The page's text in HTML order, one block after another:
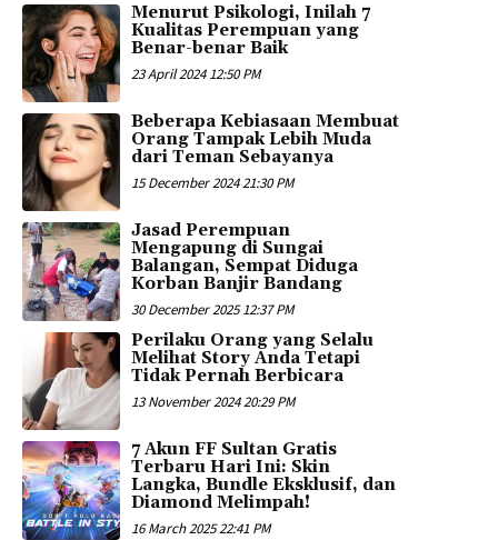
Menurut Psikologi, Inilah 7
Kualitas Perempuan yang
Benar-benar Baik
23 April 2024 12:50 PM
Beberapa Kebiasaan Membuat
Orang Tampak Lebih Muda
dari Teman Sebayanya
15 December 2024 21:30 PM
Jasad Perempuan
Mengapung di Sungai
Balangan, Sempat Diduga
Korban Banjir Bandang
30 December 2025 12:37 PM
Perilaku Orang yang Selalu
Melihat Story Anda Tetapi
Tidak Pernah Berbicara
13 November 2024 20:29 PM
7 Akun FF Sultan Gratis
Terbaru Hari Ini: Skin
Langka, Bundle Eksklusif, dan
Diamond Melimpah!
16 March 2025 22:41 PM